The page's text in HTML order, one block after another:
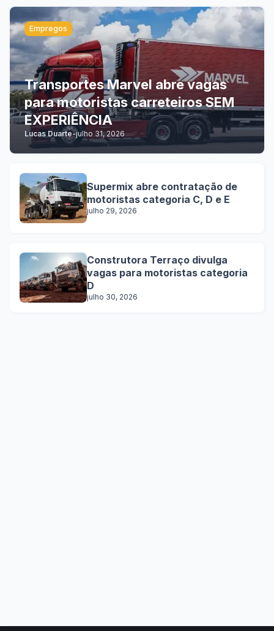
Empregos
Transportes Marvel abre vagas
para motoristas carreteiros SEM
EXPERIÊNCIA
Lucas Duarte-julho 31, 2026
Supermix abre contratação de
motoristas categoria C, D e E
julho 29, 2026
Construtora Terraço divulga
vagas para motoristas categoria
D
julho 30, 2026